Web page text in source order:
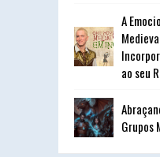
A
ao seu
Grupos